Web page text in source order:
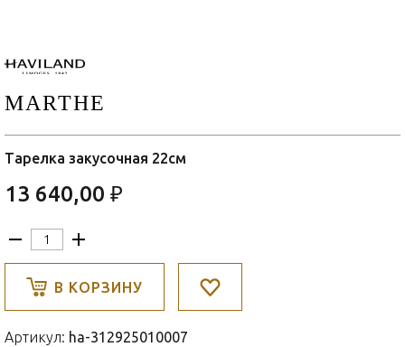
MARTHE
Тарелка закусочная 22см
13 640,00 ₽
В КОРЗИНУ
Артикул: ha-312925010007